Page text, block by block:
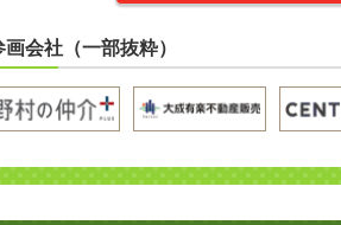
画会社（一部抜粋）